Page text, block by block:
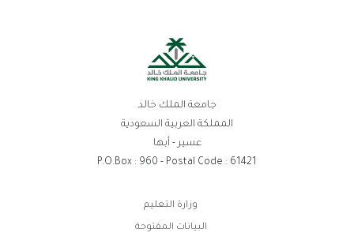
جامعة الملك خالد
المملكة العربية السعودية
عسير - أبها
P.O.Box : 960 - Postal Code : 61421
وزارة التعليم
البيانات المفتوحة